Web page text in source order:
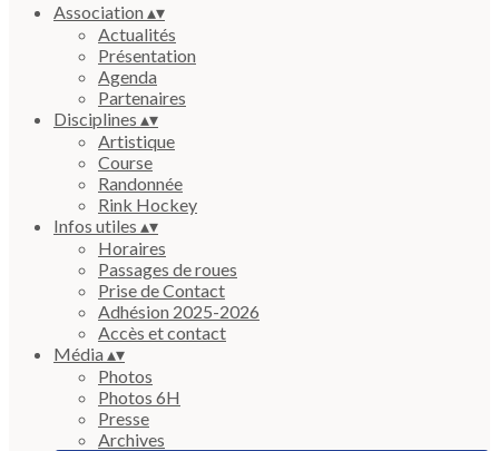
Association▴▾
Actualités
Présentation
Agenda
Partenaires
Disciplines ▴▾
Artistique
Course
Randonnée
Rink Hockey
Infos utiles ▴▾
Horaires
Passages de roues
Prise de Contact
Adhésion 2025-2026
Accès et contact
Média▴▾
Photos
Photos 6H
Presse
Archives